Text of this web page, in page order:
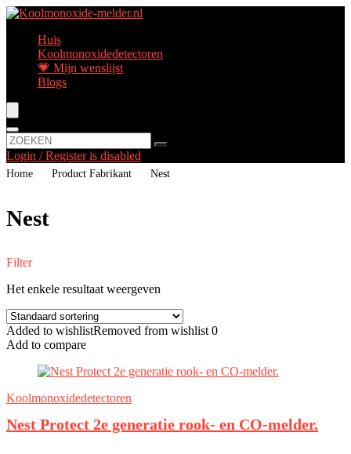
Huis
Koolmonoxidedetectoren
💗 Mijn wenslijst
Blogs
Login / Register is disabled
Home Product Fabrikant ‎Nest
‎Nest
Filter
Het enkele resultaat weergeven
Added to wishlistRemoved from wishlist 0
Add to compare
Koolmonoxidedetectoren
Nest Protect 2e generatie rook- en CO-melder.